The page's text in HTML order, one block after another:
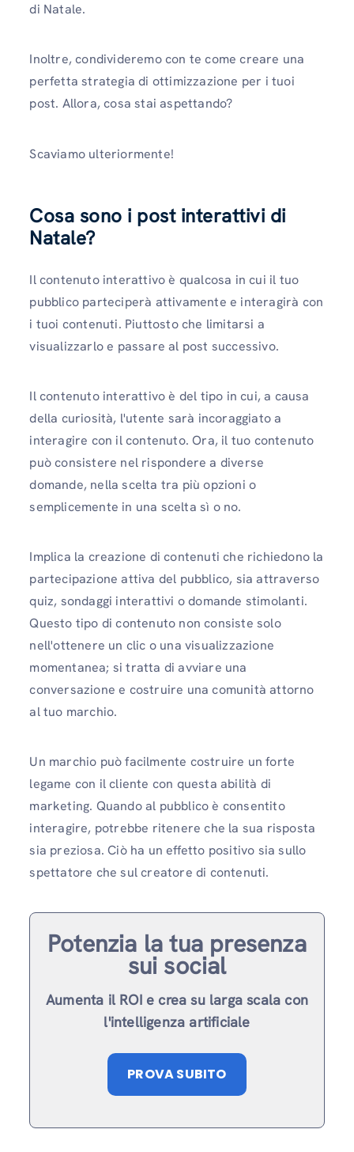
di Natale.
Inoltre, condivideremo con te come creare una
perfetta strategia di ottimizzazione per i tuoi
post. Allora, cosa stai aspettando?
Scaviamo ulteriormente!
Cosa sono i post interattivi di
Natale?
Il contenuto interattivo è qualcosa in cui il tuo
pubblico parteciperà attivamente e interagirà con
i tuoi contenuti. Piuttosto che limitarsi a
visualizzarlo e passare al post successivo.
Il contenuto interattivo è del tipo in cui, a causa
della curiosità, l'utente sarà incoraggiato a
interagire con il contenuto. Ora, il tuo contenuto
può consistere nel rispondere a diverse
domande, nella scelta tra più opzioni o
semplicemente in una scelta sì o no.
Implica la creazione di contenuti che richiedono la
partecipazione attiva del pubblico, sia attraverso
quiz, sondaggi interattivi o domande stimolanti.
Questo tipo di contenuto non consiste solo
nell'ottenere un clic o una visualizzazione
momentanea; si tratta di avviare una
conversazione e costruire una comunità attorno
al tuo marchio.
Un marchio può facilmente costruire un forte
legame con il cliente con questa abilità di
marketing. Quando al pubblico è consentito
interagire, potrebbe ritenere che la sua risposta
sia preziosa. Ciò ha un effetto positivo sia sullo
spettatore che sul creatore di contenuti.
Potenzia la tua presenza
sui social
Aumenta il ROI e crea su larga scala con
l'intelligenza artificiale
PROVA SUBITO